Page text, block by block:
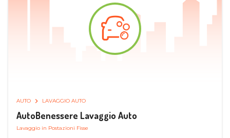
AUTO LAVAGGIO AUTO
AutoBenessere Lavaggio Auto
Lavaggio in Postazioni Fisse